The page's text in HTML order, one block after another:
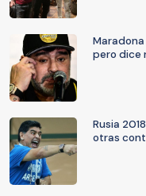
pero dice
Rusia
otras